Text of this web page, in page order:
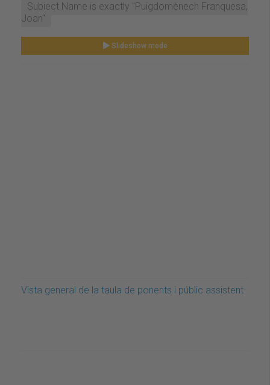
Subject Name is exactly "Puigdomènech Franquesa,
Joan"
Slideshow mode
Vista general de la taula de ponents i públic assistent